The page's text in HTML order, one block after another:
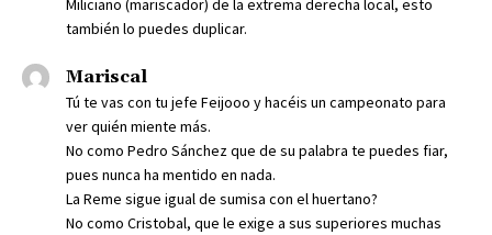
Miliciano (mariscador) de la extrema derecha local, esto
también lo puedes duplicar.
Mariscal
Tú te vas con tu jefe Feijooo y hacéis un campeonato para
ver quién miente más.
No como Pedro Sánchez que de su palabra te puedes fiar,
pues nunca ha mentido en nada.
La Reme sigue igual de sumisa con el huertano?
No como Cristobal, que le exige a sus superiores muchas